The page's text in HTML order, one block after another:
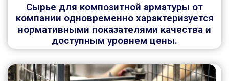
Сырье для композитной арматуры от
компании одновременно характеризуется
нормативными показателями качества и
доступным уровнем цены.